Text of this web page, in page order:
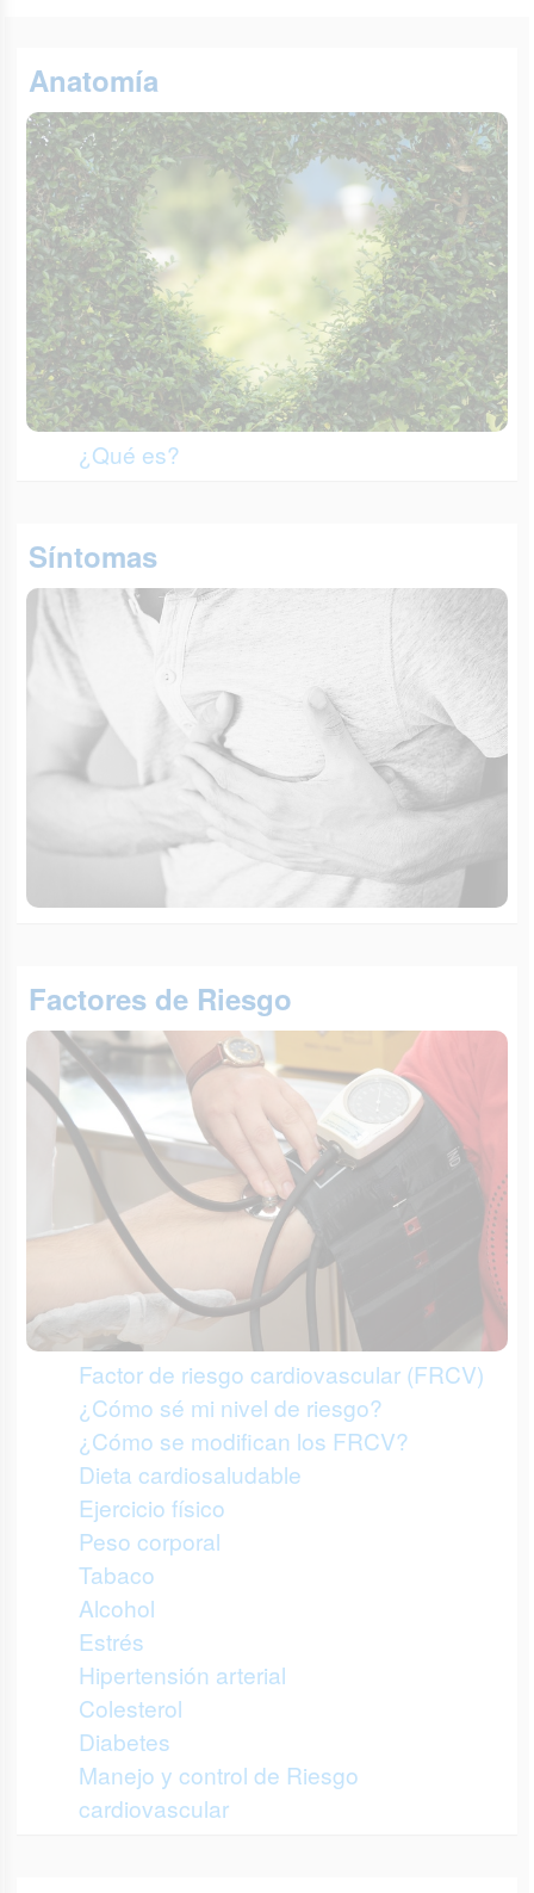
Anatomía
¿Qué es?
Síntomas
Factores de Riesgo
Factor de riesgo cardiovascular (FRCV)
¿Cómo sé mi nivel de riesgo?
¿Cómo se modifican los FRCV?
Dieta cardiosaludable
Ejercicio físico
Peso corporal
Tabaco
Alcohol
Estrés
Hipertensión arterial
Colesterol
Diabetes
Manejo y control de Riesgo
cardiovascular